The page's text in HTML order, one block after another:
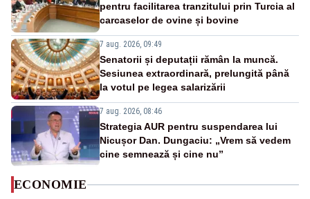
pentru facilitarea tranzitului prin Turcia al
carcaselor de ovine și bovine
7 aug. 2026, 09:49
Senatorii și deputații rămân la muncă.
Sesiunea extraordinară, prelungită până
la votul pe legea salarizării
7 aug. 2026, 08:46
Strategia AUR pentru suspendarea lui
Nicușor Dan. Dungaciu: „Vrem să vedem
cine semnează și cine nu”
ECONOMIE